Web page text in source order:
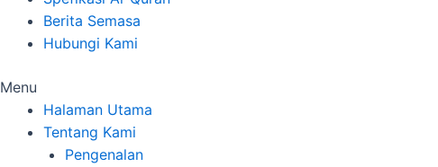
Berita Semasa
Hubungi Kami
Menu
Halaman Utama
Tentang Kami
Pengenalan